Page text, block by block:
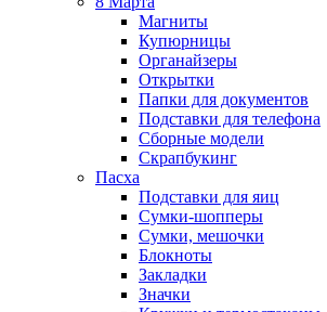
Магниты
Купюрницы
Органайзеры
Открытки
Папки для документов
Подставки для телефона
Сборные модели
Скрапбукинг
Пасха
Подставки для яиц
Сумки-шопперы
Сумки, мешочки
Блокноты
Закладки
Значки